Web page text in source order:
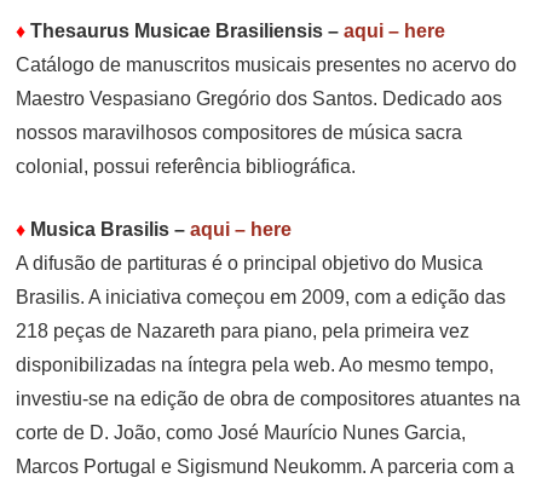
♦Thesaurus Musicae Brasiliensis –aqui – here
Catálogo de manuscritos musicais presentes no acervo do
Maestro Vespasiano Gregório dos Santos. Dedicado aos
nossos maravilhosos compositores de música sacra
colonial, possui referência bibliográfica.
♦ Musica Brasilis –aqui – here
A difusão de partituras é o principal objetivo do Musica
Brasilis. A iniciativa começou em 2009, com a edição das
218 peças de Nazareth para piano, pela primeira vez
disponibilizadas na íntegra pela web. Ao mesmo tempo,
investiu-se na edição de obra de compositores atuantes na
corte de D. João, como José Maurício Nunes Garcia,
Marcos Portugal e Sigismund Neukomm. A parceria com a